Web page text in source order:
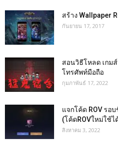
สร้าง Wallpaper
กันยายน 17, 2017
สอนวิธีโหลด เกม
โทรศัพท์มือถือ
กุมภาพันธ์ 17, 2022
แจกโค้ด ROV รอ
(โค้ดROVใหม่ใช้ไ
สิงหาคม 3, 2022